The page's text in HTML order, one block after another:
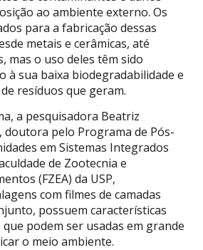
ao ambiente externo. Os
para a fabricação dessas
metais e cerâmicas, até
mas o uso deles têm sido
à sua baixa biodegradabilidade e
resíduos que geram.
a pesquisadora Beatriz
doutora pelo Programa de Pós-
em Sistemas Integrados
de Zootecnia e
(FZEA) da USP,
com filmes de camadas
possuem características
podem ser usadas em grande
o meio ambiente.